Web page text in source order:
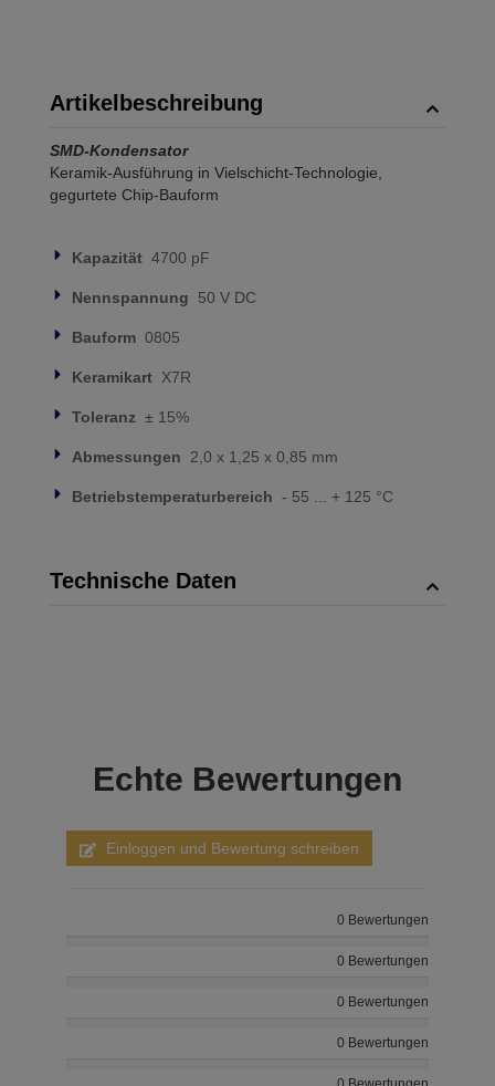
Artikelbeschreibung
SMD-Kondensator
Keramik-Ausführung in Vielschicht-Technologie,
gegurtete Chip-Bauform
Kapazität 4700 pF
Nennspannung 50 V DC
Bauform 0805
Keramikart X7R
Toleranz ± 15%
Abmessungen 2,0 x 1,25 x 0,85 mm
Betriebstemperaturbereich - 55 ... + 125 °C
Technische Daten
Echte Bewertungen
Einloggen und Bewertung schreiben
0 Bewertungen
0 Bewertungen
0 Bewertungen
0 Bewertungen